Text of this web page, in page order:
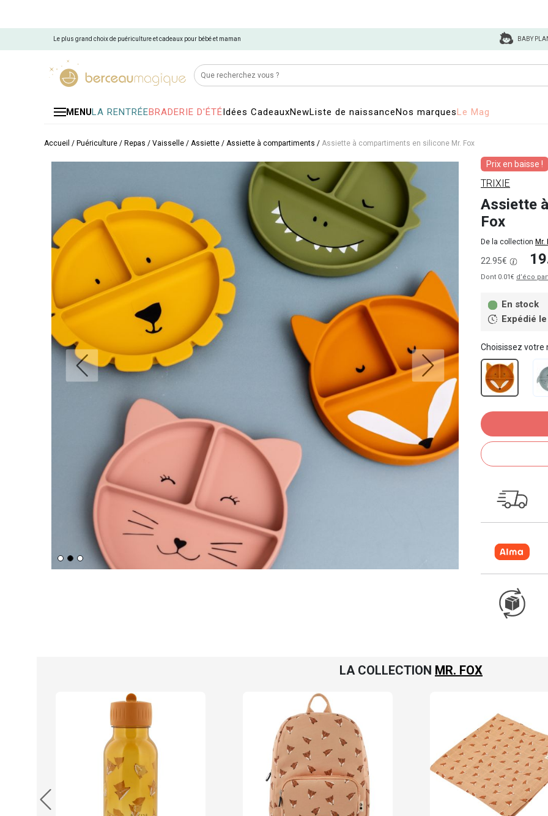
Le plus grand choix de puériculture et cadeaux pour bébé et maman BABY
MENULA RENTRÉEBRADERIE D'ÉTÉIdées CadeauxNewListe de naissanceNos marquesLe Mag
Accueil / Puériculture / Repas / Vaisselle / Assiette / Assiette à compartiments / Assiette à compartiments en silicone Mr. Fox
Prix en baisse !
TRIXIE
Assiette
Fox
De la collection Mr.
22.95€
Dont 0.01€ d’éco
En stock
Expédié
Choisissez votre
LA COLLECTION MR. FOX